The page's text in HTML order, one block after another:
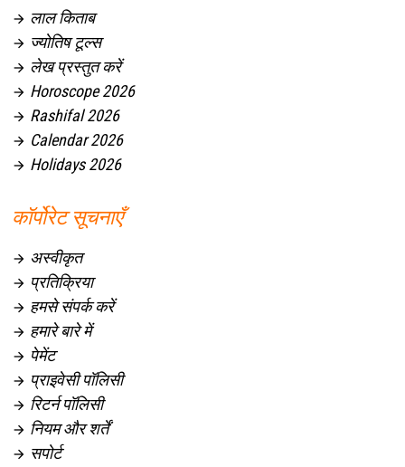
 लाल किताब
 ज्योतिष टूल्स
 लेख प्रस्तुत करें
 Horoscope 2026
 Rashifal 2026
 Calendar 2026
 Holidays 2026
कॉर्पोरेट सूचनाएँ
 अस्वीकृत
 प्रतिक्रिया
 हमसे संपर्क करें
 हमारे बारे में
 पेमेंट
 प्राइवेसी पॉलिसी
 रिटर्न पॉलिसी
 नियम और शर्तें
 सपोर्ट